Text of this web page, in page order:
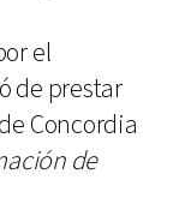
el
de prestar
Concordia
de